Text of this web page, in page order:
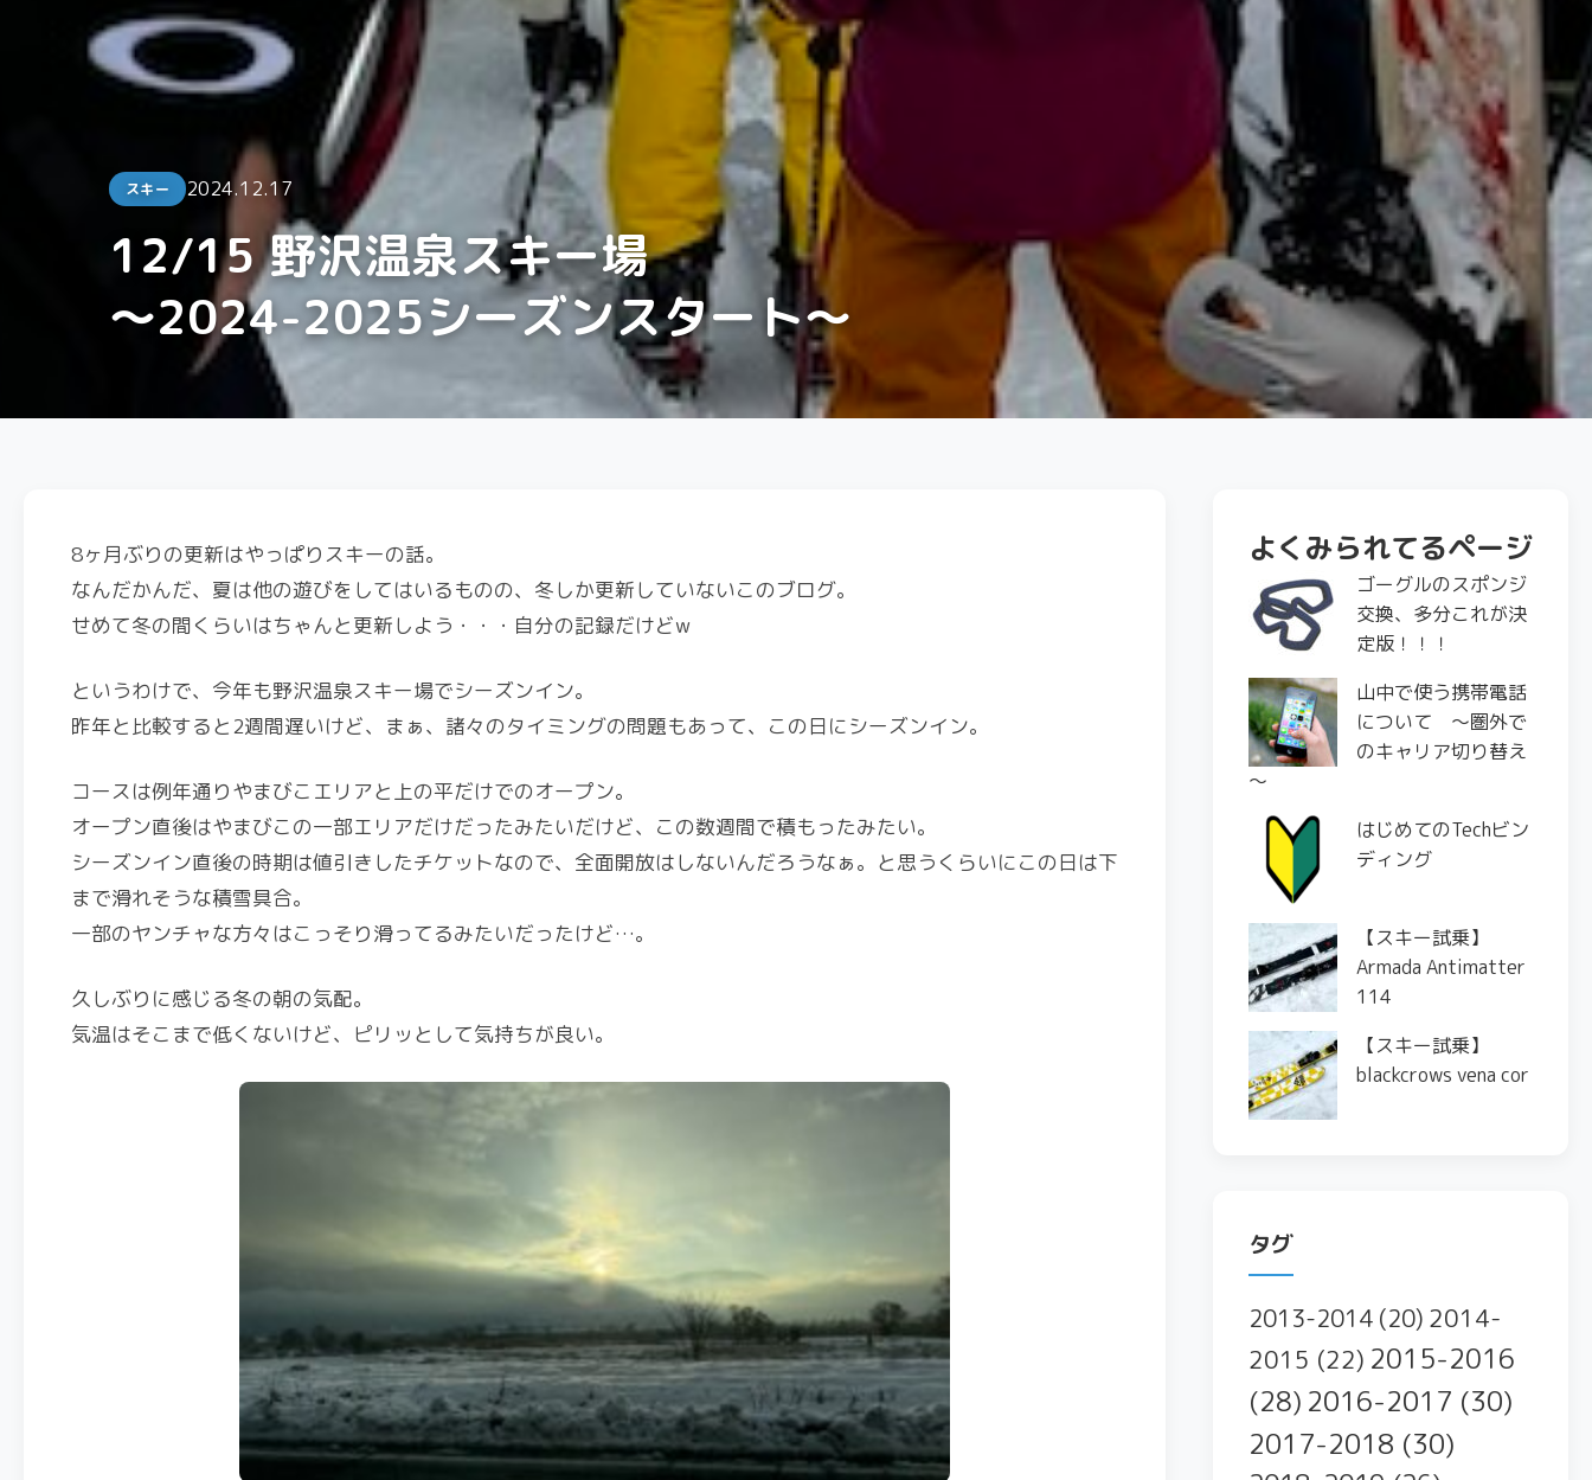
スキー 2024.12.17
12/15 野沢温泉スキー場
〜2024-2025シーズンスタート〜
8ヶ月ぶりの更新はやっぱりスキーの話。
なんだかんだ、夏は他の遊びをしてはいるものの、冬しか更新していないこのブログ。
せめて冬の間くらいはちゃんと更新しよう・・・自分の記録だけどw
というわけで、今年も野沢温泉スキー場でシーズンイン。
昨年と比較すると2週間遅いけど、まぁ、諸々のタイミングの問題もあって、この日にシーズンイン。
コースは例年通りやまびこエリアと上の平だけでのオープン。
オープン直後はやまびこの一部エリアだけだったみたいだけど、この数週間で積もったみたい。
シーズンイン直後の時期は値引きしたチケットなので、全面開放はしないんだろうなぁ。と思うくらいにこの日は下
まで滑れそうな積雪具合。
一部のヤンチャな方々はこっそり滑ってるみたいだったけど…。
久しぶりに感じる冬の朝の気配。
気温はそこまで低くないけど、ピリッとして気持ちが良い。
よくみられてるページ
ゴーグルのスポンジ
交換、多分これが決
定版！！！
山中で使う携帯電話
について ～圏外で
のキャリア切り替え
～
はじめてのTechビン
ディング
【スキー試乗】
Armada Antimatter
114
【スキー試乗】
blackcrows vena cor
タグ
2013-2014 (20) 2014-
2015 (22) 2015-2016
(28) 2016-2017 (30)
2017-2018 (30)